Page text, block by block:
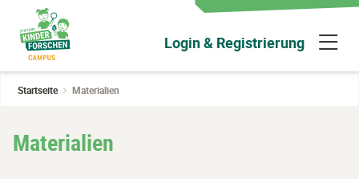
Hauptinhalt
wechseln
Login & Registrierung
Startseite Materialien
Materialien